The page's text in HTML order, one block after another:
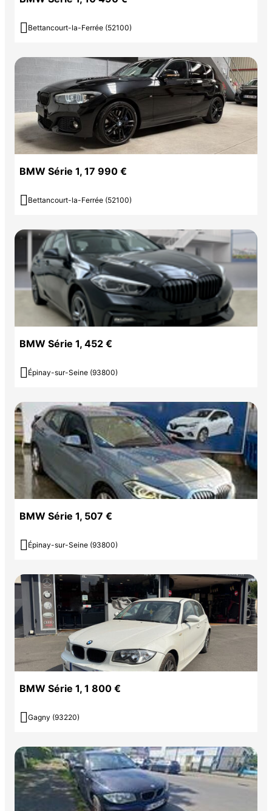
 Bettancourt-la-Ferrée (52100)
BMW Série 1, 17 990 €
 Bettancourt-la-Ferrée (52100)
BMW Série 1, 452 €
 Épinay-sur-Seine (93800)
BMW Série 1, 507 €
 Épinay-sur-Seine (93800)
BMW Série 1, 1 800 €
 Gagny (93220)